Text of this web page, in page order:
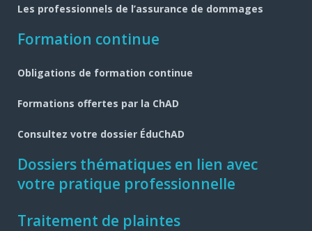
Les professionnels de l’assurance de dommages
Formation continue
Obligations de formation continue
Formations offertes par la ChAD
Consultez votre dossier ÉduChAD
Dossiers thématiques en lien avec
votre pratique professionnelle
Traitement de plaintes